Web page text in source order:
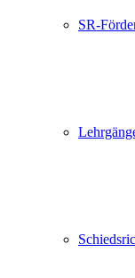
SR-